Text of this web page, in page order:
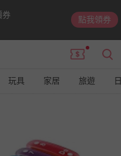
券
點我領券
玩具 家居 旅遊